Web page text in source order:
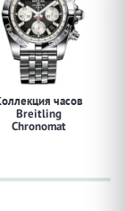
часов
Breitling
Chronomat